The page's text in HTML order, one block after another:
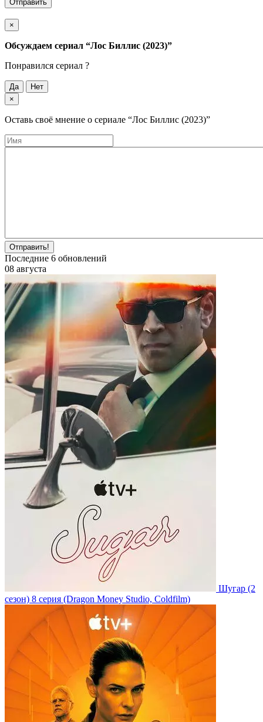
Отправить
×
Обсуждаем cериал “Лос Биллис (2023)”
Понравился cериал ?
Да
Нет
×
Оставь своё мнение о cериале “Лос Биллис (2023)”
Отправить!
Последние 6 обновлений
08 августа
Шугар (2
сезон) 8 серия (Dragon Money Studio, Coldfilm)